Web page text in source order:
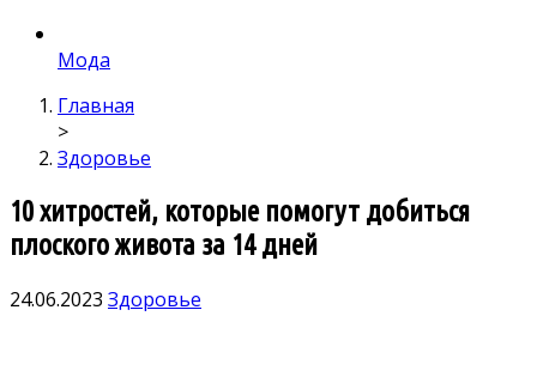
Мода
Главная
>
Здоровье
10 хитростей, которые помогут добиться
плоского живота за 14 дней
24.06.2023 Здоровье